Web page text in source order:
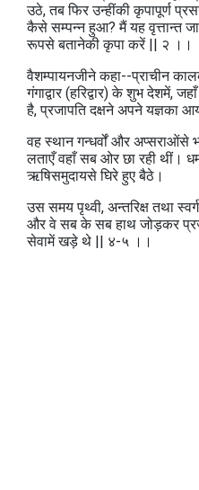
उठे, तब फिर उन्हींकी कृपापूर्ण
कैसे सम्पन्न हुआ? मैं यह वृत्तान्त
रूपसे बतानेकी कृपा करें || २ ।।
वैशम्पायनजीने कहा--प्राचीन
गंगाद्वार (हरिद्वार) के शुभ देशमें,
है, प्रजापति दक्षने अपने यज्ञका
वह स्थान गन्धर्वों और अप्सराओंसे
लताएँ वहाँ सब ओर छा रही थीं।
ऋषिसमुदायसे घिरे हुए बैठे।
उस समय पृथ्वी, अन्तरिक्ष तथा
और वे सब के सब हाथ जोड़कर
सेवामें खड़े थे || ४-५ ।।